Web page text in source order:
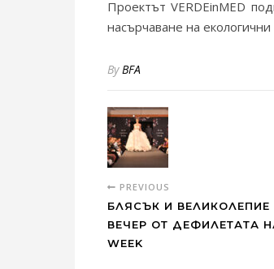
Проектът VERDEinMED
насърчаване на
By BFA
PREVIOUS
БЛЯСЪК И
ВЕЧЕР ОТ ДЕФИЛЕТАТА НА
WEEK